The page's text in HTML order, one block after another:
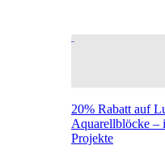
20% Rabatt auf
Aquarellblöcke –
Projekte